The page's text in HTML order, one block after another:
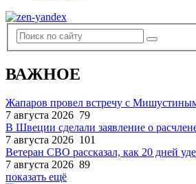
ВАЖНОЕ
Жапаров провел встречу с
7 августа 2026 79
В Швеции сделали заявление о
7 августа 2026 101
Ветеран СВО рассказал, как 20 дней
7 августа 2026 89
показать ещё